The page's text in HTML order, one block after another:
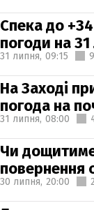
Спека до
погоди на
31 липня, 09:15
На Заході
погода на
31 липня, 08:00
Чи дощитиме
повернення
30 липня, 20:00